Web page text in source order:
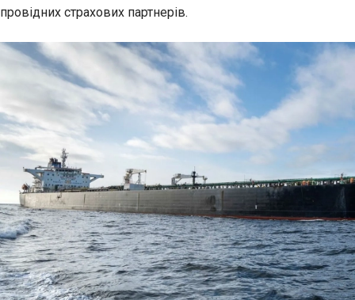
провідних страхових партнерів.